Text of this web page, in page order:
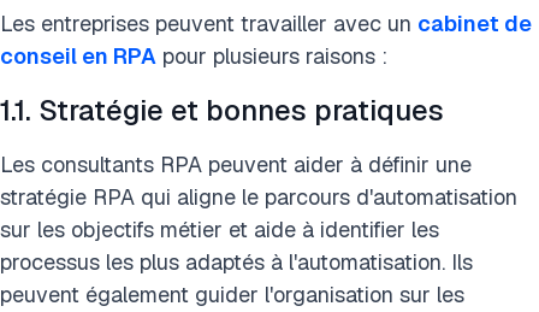
Les entreprises peuvent travailler avec un cabinet de
conseil en RPA pour plusieurs raisons :
1.1. Stratégie et bonnes pratiques
Les consultants RPA peuvent aider à définir une
stratégie RPA qui aligne le parcours d'automatisation
sur les objectifs métier et aide à identifier les
processus les plus adaptés à l'automatisation. Ils
peuvent également guider l'organisation sur les